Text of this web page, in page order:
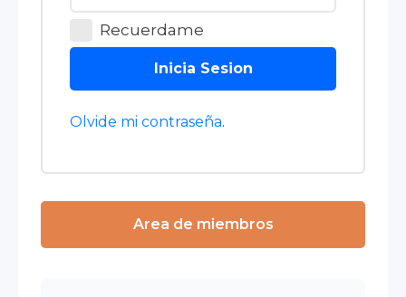
Recuerdame
Inicia Sesion
Olvide mi contraseña.
Area de miembros